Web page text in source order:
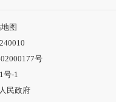
图
号
号-1
民政府